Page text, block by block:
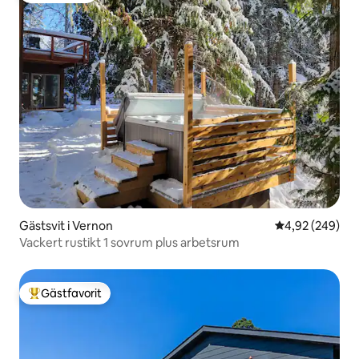
Gästsvit i Vernon 4,92 av 5 i
4,92 (249)
Vackert rustikt 1 sovrum plus arbetsrum
Populär gästfavorit
Gästfavorit